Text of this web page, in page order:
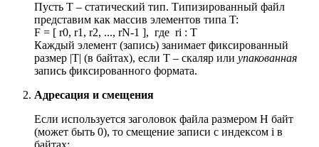
Пусть T – статический тип. Типизированный файл
представим как массив элементов типа T:
F = [ r0, r1, r2, ..., rN-1 ], где ri : T
Каждый элемент (запись) занимает фиксированный
размер |T| (в байтах), если T – скаляр или упакованная
запись фиксированного формата.
Адресация и смещения
Если используется заголовок файла размером H байт
(может быть 0), то смещение записи с индексом i в
байтах: